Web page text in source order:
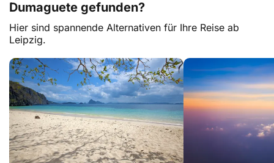
Dumaguete gefunden?
Hier sind spannende Alternativen für Ihre Reise ab
Leipzig.